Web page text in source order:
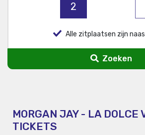
2
Alle zitplaatsen zijn
Zoeken
MORGAN JAY - LA DOLCE
TICKETS